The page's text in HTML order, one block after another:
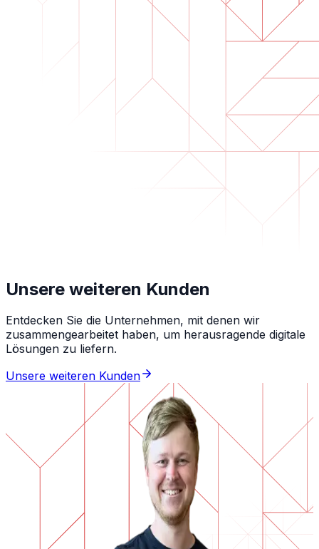
Unsere weiteren Kunden
Entdecken Sie die Unternehmen, mit denen wir
zusammengearbeitet haben, um herausragende digitale
Lösungen zu liefern.
Unsere weiteren Kunden